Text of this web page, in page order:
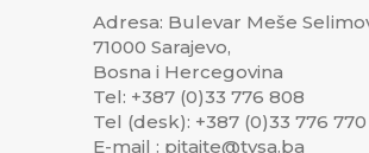
Adresa: Bulevar Meše
71000 Sarajevo,
Bosna i Hercegovina
Tel: +387 (0)33 776 808
Tel (desk): +387 (0)33 776 770
E-mail : pitajte@tvsa.ba